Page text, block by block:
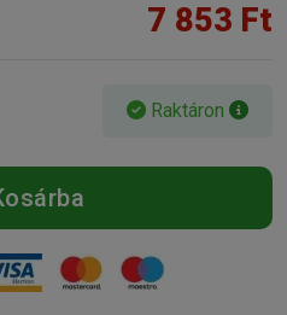
7 853 Ft
Raktáron